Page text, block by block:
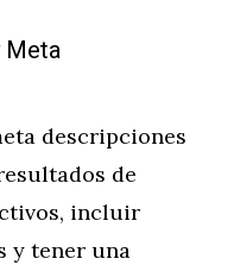
Meta
descripciones
de
incluir
y tener una